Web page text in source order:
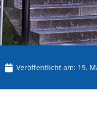
Veröffentlicht am: 19.